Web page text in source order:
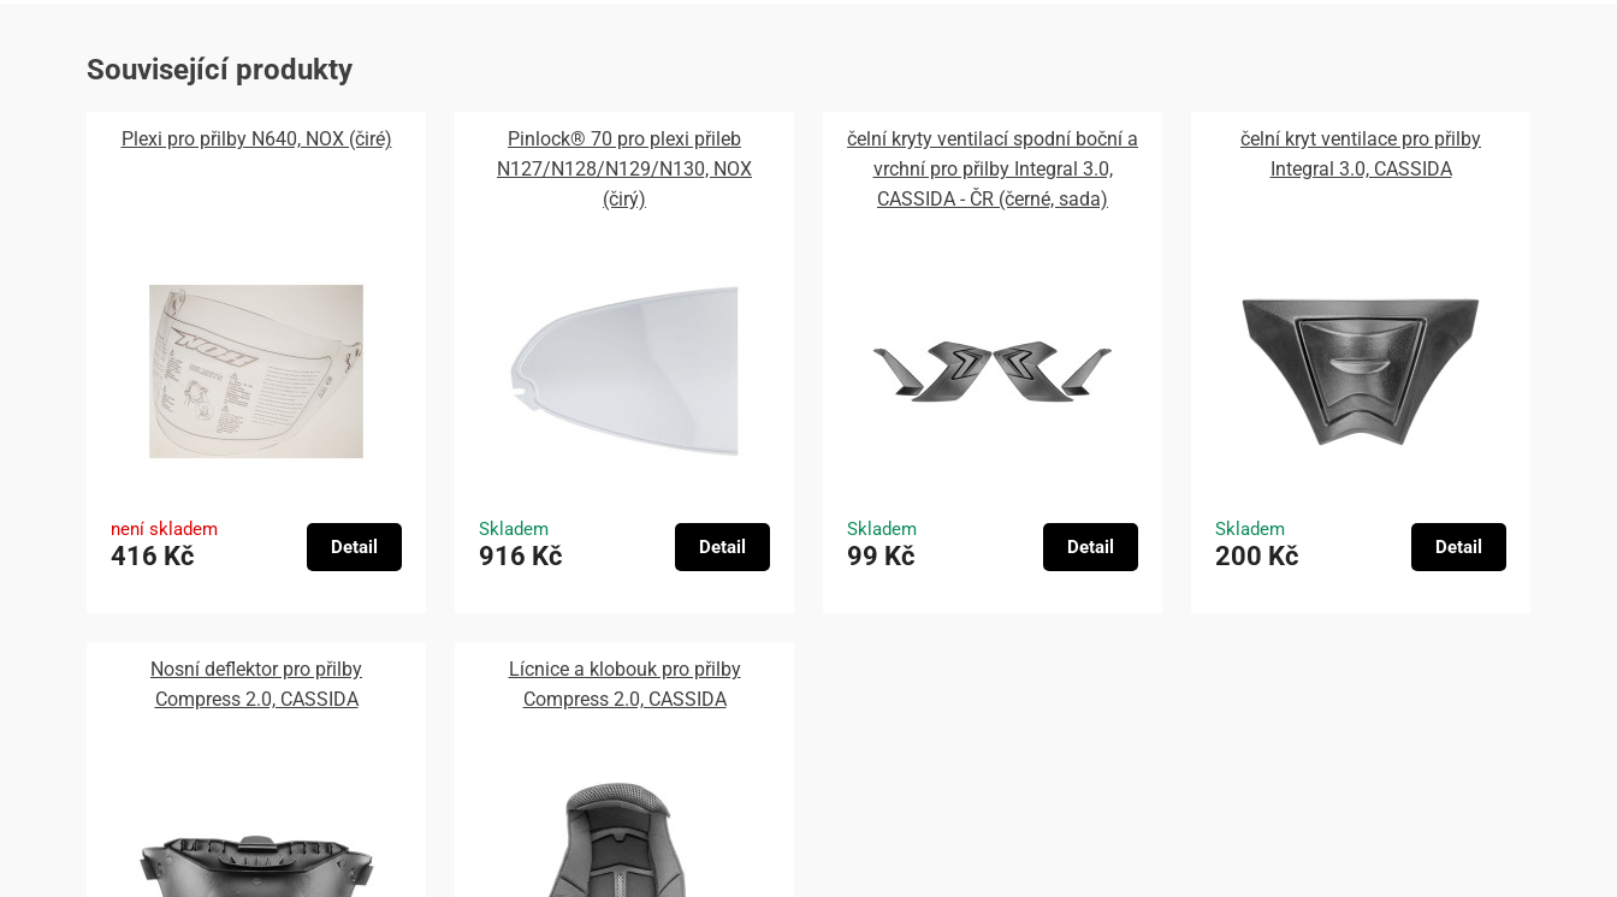
Související produkty
Plexi pro přilby N640, NOX (čiré)
není skladem
416 Kč Detail
Pinlock® 70 pro plexi přileb
N127/N128/N129/N130, NOX
(čirý)
Skladem
916 Kč Detail
čelní kryty ventilací spodní boční a
vrchní pro přilby Integral 3.0,
CASSIDA - ČR (černé, sada)
Skladem
99 Kč Detail
čelní kryt ventilace pro přilby
Integral 3.0, CASSIDA
Skladem
200 Kč Detail
Nosní deflektor pro přilby
Compress 2.0, CASSIDA
Lícnice a klobouk pro přilby
Compress 2.0, CASSIDA